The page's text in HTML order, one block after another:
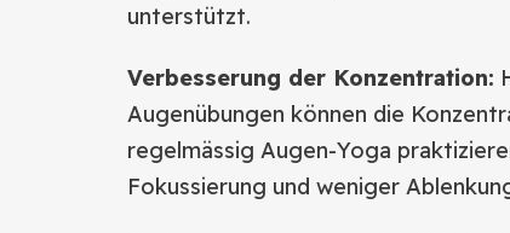
unterstützt.
Verbesserung der Konzentration:
Augenübungen können die
regelmässig Augen-Yoga
Fokussierung und weniger